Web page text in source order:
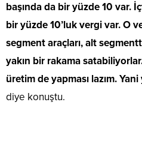
başında da bir yüzde 10 var.
bir yüzde 10’luk vergi var. O
segment araçları, alt
yakın bir rakama
üretim de yapması lazım.
diye konuştu.